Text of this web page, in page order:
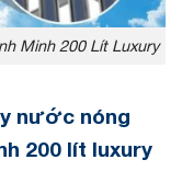
Minh 200 Lít Luxury
nước nóng
200 lít luxury